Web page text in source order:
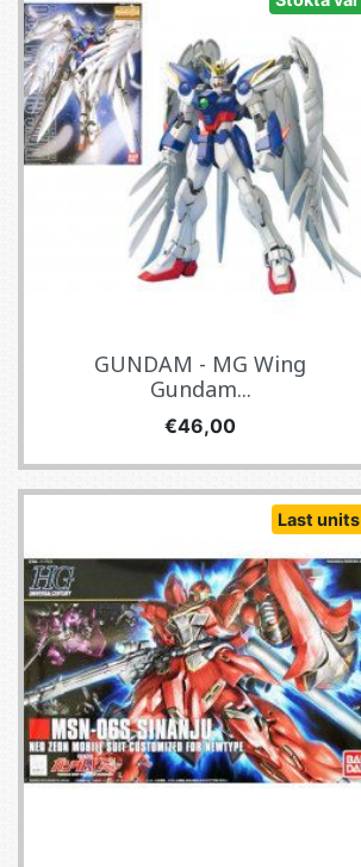
GUNDAM - MG Wing
Gundam...
Fiyat
€46,00
Last units